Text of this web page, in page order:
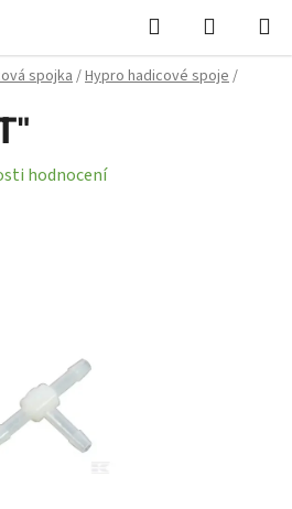
Hledat
KOŠÍK
spojka/Hypro hadicové spoje/
hodnocení